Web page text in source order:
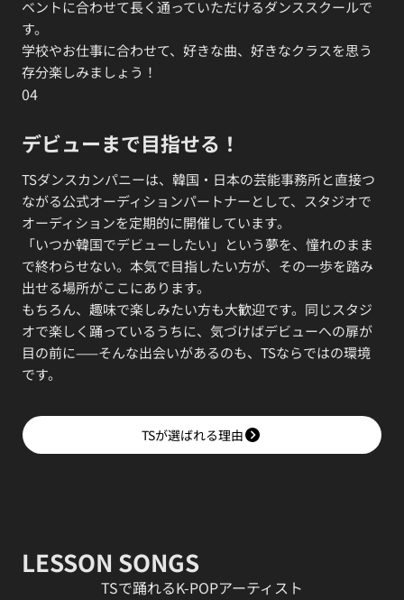
ベントに合わせて長く通っていただけるダンススクールで
す。
学校やお仕事に合わせて、好きな曲、好きなクラスを思う
存分楽しみましょう！
04
デビューまで目指せる！
TSダンスカンパニーは、韓国・日本の芸能事務所と直接つ
ながる公式オーディションパートナーとして、スタジオで
オーディションを定期的に開催しています。
「いつか韓国でデビューしたい」という夢を、憧れのまま
で終わらせない。本気で目指したい方が、その一歩を踏み
出せる場所がここにあります。
もちろん、趣味で楽しみたい方も大歓迎です。同じスタジ
オで楽しく踊っているうちに、気づけばデビューへの扉が
目の前に——そんな出会いがあるのも、TSならではの環境
です。
TSが選ばれる理由
LESSON SONGS
TSで踊れるK-POPアーティスト